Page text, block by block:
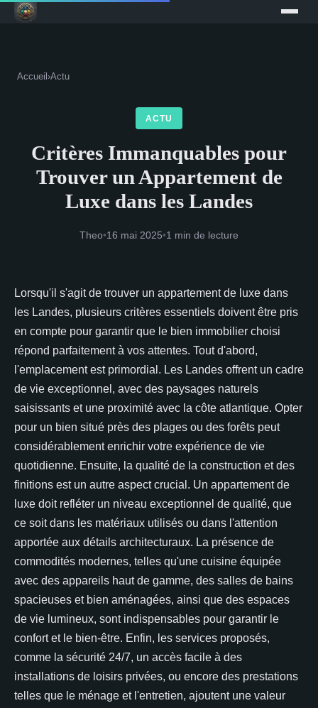
Accueil ›Actu
ACTU
Critères Immanquables pour
Trouver un Appartement de
Luxe dans les Landes
Theo•16 mai 2025•1 min de lecture
Lorsqu'il s'agit de trouver un appartement de luxe dans
les Landes, plusieurs critères essentiels doivent être pris
en compte pour garantir que le bien immobilier choisi
répond parfaitement à vos attentes. Tout d'abord,
l'emplacement est primordial. Les Landes offrent un cadre
de vie exceptionnel, avec des paysages naturels
saisissants et une proximité avec la côte atlantique. Opter
pour un bien situé près des plages ou des forêts peut
considérablement enrichir votre expérience de vie
quotidienne. Ensuite, la qualité de la construction et des
finitions est un autre aspect crucial. Un appartement de
luxe doit refléter un niveau exceptionnel de qualité, que
ce soit dans les matériaux utilisés ou dans l'attention
apportée aux détails architecturaux. La présence de
commodités modernes, telles qu'une cuisine équipée
avec des appareils haut de gamme, des salles de bains
spacieuses et bien aménagées, ainsi que des espaces
de vie lumineux, sont indispensables pour garantir le
confort et le bien-être. Enfin, les services proposés,
comme la sécurité 24/7, un accès facile à des
installations de loisirs privées, ou encore des prestations
telles que le ménage et l'entretien, ajoutent une valeur